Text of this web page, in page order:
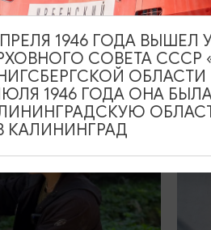
Гвардейского
1946 ГОДА
СОВЕТА СССР
1946 ГОДА ОНА
КАЛИНИНГРАД